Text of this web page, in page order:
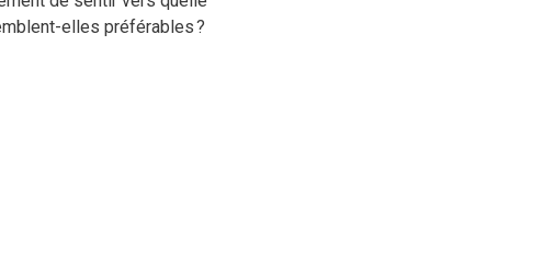
elles préférables ?